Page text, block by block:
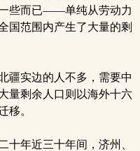
些而已——单纯从劳动力
国范围内产生了大量的剩
疆实边的人不多，需要中
量剩余人口则以海外十六
移。
年近三十年间，济州、